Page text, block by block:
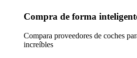
Compra de forma
Compara proveedores de coches
increíbles